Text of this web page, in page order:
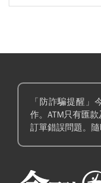
「防詐騙提醒」
作。ATM只有匯
訂單錯誤問題。